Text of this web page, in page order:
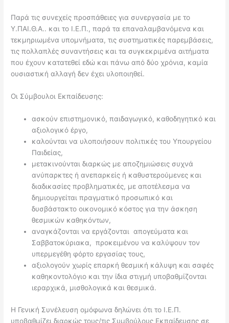
Παρά τις συνεχείς προσπάθειες για συνεργασία με το
Υ.ΠΑΙ.Θ.Α.. και το Ι.Ε.Π., παρά τα επαναλαμβανόμενα και
τεκμηριωμένα υπομνήματα, τις συστηματικές παρεμβάσεις,
τις πολλαπλές συναντήσεις και τα συγκεκριμένα αιτήματα
που έχουν κατατεθεί εδώ και πάνω από δύο χρόνια, καμία
ουσιαστική αλλαγή δεν έχει υλοποιηθεί.
Οι Σύμβουλοι Εκπαίδευσης:
ασκούν επιστημονικό, παιδαγωγικό, καθοδηγητικό και
αξιολογικό έργο,
καλούνται να υλοποιήσουν πολιτικές του Υπουργείου
Παιδείας,
μετακινούνται διαρκώς με αποζημιώσεις συχνά
ανύπαρκτες ή ανεπαρκείς ή καθυστερούμενες και
διαδικασίες προβληματικές, με αποτέλεσμα να
δημιουργείται πραγματικό προσωπικό και
δυσβάστακτο οικονομικό κόστος για την άσκηση
θεσμικών καθηκόντων,
αναγκάζονται να εργάζονται απογεύματα και
Σαββατοκύριακα, προκειμένου να καλύψουν τον
υπερμεγέθη φόρτο εργασίας τους,
αξιολογούν χωρίς επαρκή θεσμική κάλυψη και σαφές
καθηκοντολόγιο και την ίδια στιγμή υποβαθμίζονται
ιεραρχικά, μισθολογικά και θεσμικά.
Η Γενική Συνέλευση ομόφωνα δηλώνει ότι το Ι.Ε.Π.
υποβαθμίζει διαρκώς τους/τις Συμβούλους Εκπαίδευσης σε